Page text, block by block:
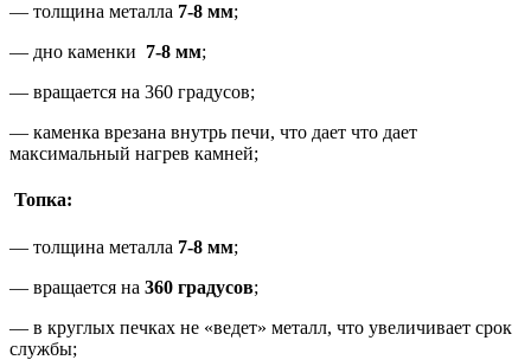
— толщина металла 7-8 мм;
— дно каменки 7-8 мм;
— вращается на 360 градусов;
— каменка врезана внутрь печи, что дает что дает
максимальный нагрев камней;
Топка:
— толщина металла 7-8 мм;
— вращается на 360 градусов;
— в круглых печках не «ведет» металл, что увеличивает срок
службы;